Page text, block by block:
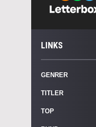
LINKS
GENRER
TITLER
TOP